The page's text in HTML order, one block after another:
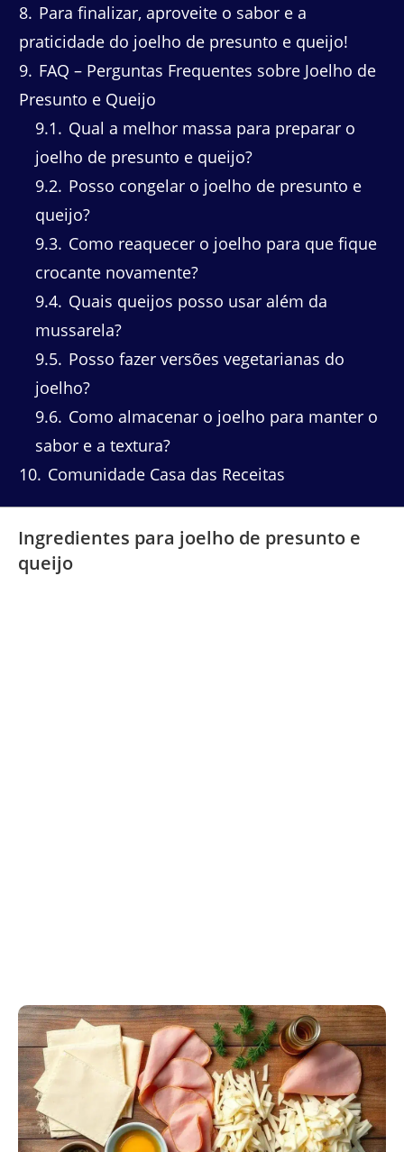
8 Para finalizar, aproveite o sabor e a
praticidade do joelho de presunto e queijo!
9 FAQ – Perguntas Frequentes sobre Joelho de
Presunto e Queijo
9.1
Qual a melhor massa para preparar o
joelho de presunto e queijo?
9.2 Posso congelar o joelho de presunto e
queijo?
9.3 Como reaquecer o joelho para que fique
crocante novamente?
9.4 Quais queijos posso usar além da
mussarela?
9.5 Posso fazer versões vegetarianas do
joelho?
9.6 Como almacenar o joelho para manter o
sabor e a textura?
10 Comunidade Casa das Receitas
Ingredientes para joelho de presunto e
queijo